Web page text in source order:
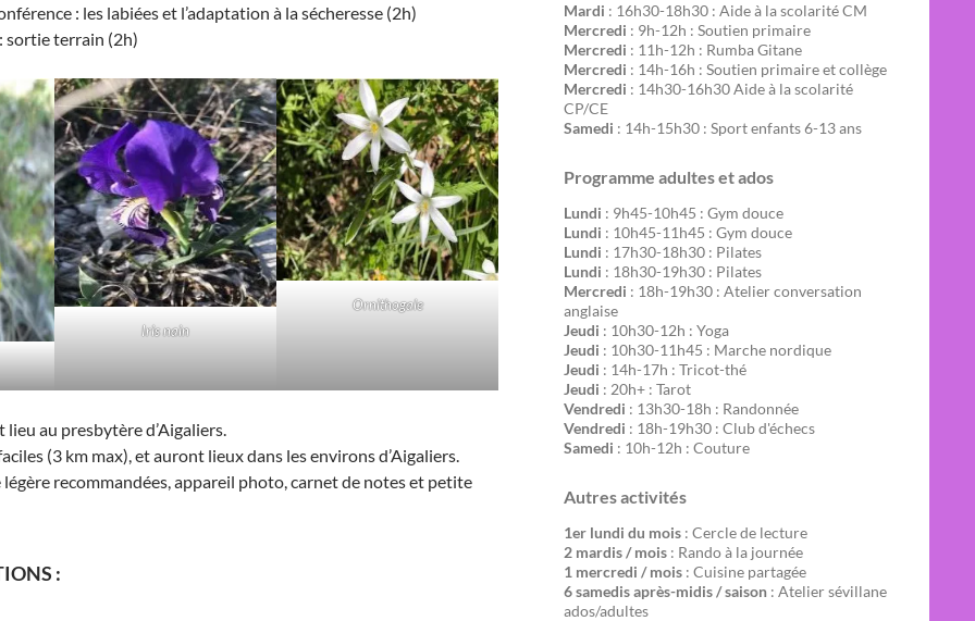
: les labiées et l’adaptation à la sécheresse (2h)
: sortie terrain (2h)
Iris nain
Ornithogale
au presbytère d’Aigaliers.
(3 km max), et auront lieux dans les environs d’Aigaliers.
légère recommandées, appareil photo, carnet de notes et petite
:
Mardi : 16h30-18h30 : Aide à la scolarité CM
Mercredi : 9h-12h : Soutien primaire
Mercredi : 11h-12h : Rumba Gitane
Mercredi : 14h-16h : Soutien primaire et collège
Mercredi : 14h30-16h30 Aide à la scolarité
CP/CE
Samedi : 14h-15h30 : Sport enfants 6-13 ans
Programme adultes et ados
Lundi : 9h45-10h45 : Gym douce
Lundi : 10h45-11h45 : Gym douce
Lundi : 17h30-18h30 : Pilates
Lundi : 18h30-19h30 : Pilates
Mercredi : 18h-19h30 : Atelier conversation
anglaise
Jeudi : 10h30-12h : Yoga
Jeudi : 10h30-11h45 : Marche nordique
Jeudi : 14h-17h : Tricot-thé
Jeudi : 20h+ : Tarot
Vendredi : 13h30-18h : Randonnée
Vendredi : 18h-19h30 : Club d'échecs
Samedi : 10h-12h : Couture
Autres activités
1er lundi du mois : Cercle de lecture
2 mardis / mois : Rando à la journée
1 mercredi / mois : Cuisine partagée
6 samedis après-midis / saison : Atelier sévillane
ados/adultes